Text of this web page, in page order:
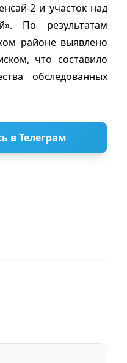
2 и участок над
По результатам
районе выявлено
что составило
обследованных
в Телеграм